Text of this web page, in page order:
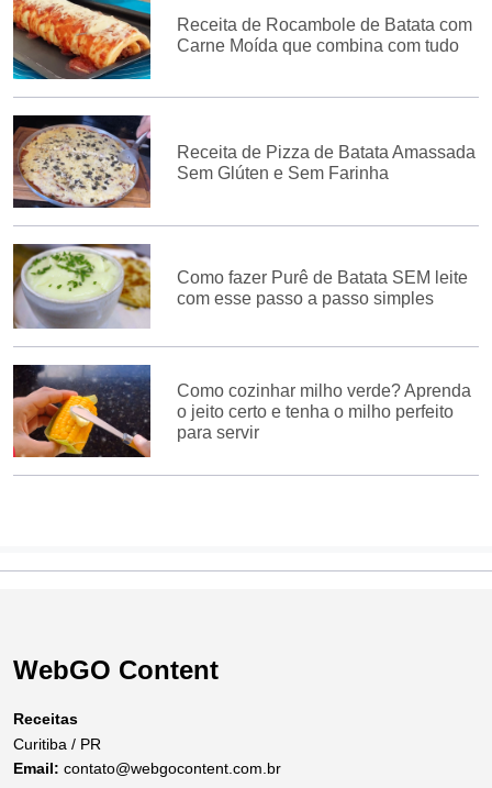
Receita de Rocambole de Batata com
Carne Moída que combina com tudo
Receita de Pizza de Batata Amassada
Sem Glúten e Sem Farinha
Como fazer Purê de Batata SEM leite
com esse passo a passo simples
Como cozinhar milho verde? Aprenda
o jeito certo e tenha o milho perfeito
para servir
WebGO Content
Receitas
Curitiba / PR
Email: contato@webgocontent.com.br